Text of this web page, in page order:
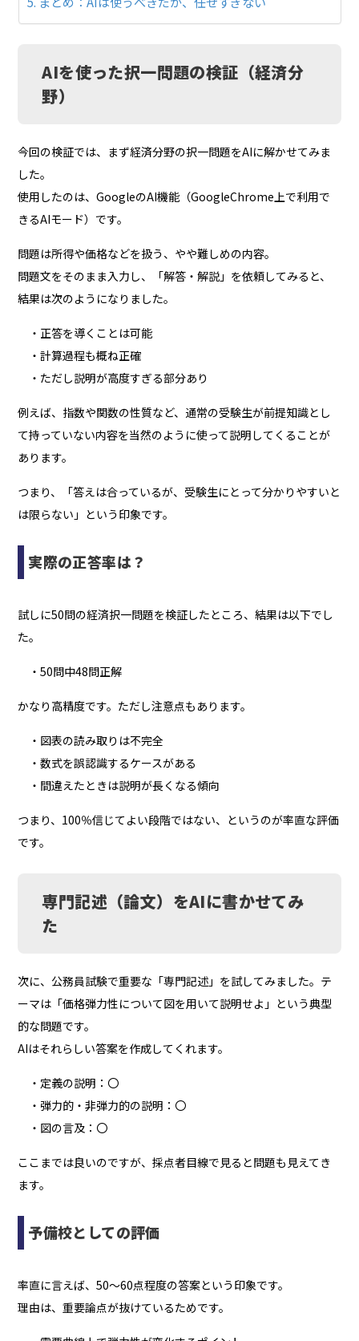
AIを使った択一問題の検証（経済分
野）
今回の検証では、まず経済分野の択一問題をAIに解かせてみま
した。
使用したのは、GoogleのAI機能（GoogleChrome上で利用で
きるAIモード）です。
問題は所得や価格などを扱う、やや難しめの内容。
問題文をそのまま入力し、「解答・解説」を依頼してみると、
結果は次のようになりました。
・正答を導くことは可能
・計算過程も概ね正確
・ただし説明が高度すぎる部分あり
例えば、指数や関数の性質など、通常の受験生が前提知識とし
て持っていない内容を当然のように使って説明してくることが
あります。
つまり、
「答えは合っているが、受験生にとって分かりやすいと
は限らない」 という印象です。
実際の正答率は？
試しに50問の経済択一問題を検証したところ、結果は以下でし
た。
・50問中48問正解
かなり高精度です。 ただし注意点もあります。
・図表の読み取りは不完全
・数式を誤認識するケースがある
・間違えたときは説明が長くなる傾向
つまり、100％信じてよい段階ではない、というのが率直な評価
です。
専門記述（論文）をAIに書かせてみ
た
次に、公務員試験で重要な「専門記述」を試してみました。 テ
ーマは「価格弾力性について図を用いて説明せよ」という典型
的な問題です。
AIはそれらしい答案を作成してくれます。
・定義の説明：〇
・弾力的・非弾力的の説明：〇
・図の言及：〇
ここまでは良いのですが、採点者目線で見ると問題も見えてき
ます。
予備校としての評価
率直に言えば、50〜60点程度の答案という印象です。
理由は、重要論点が抜けているためです。